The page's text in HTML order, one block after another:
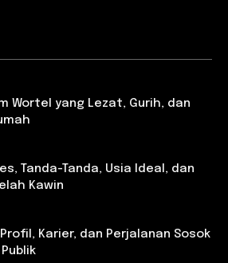
Wortel yang Lezat, Gurih, dan
Tanda-Tanda, Usia Ideal, dan
Kawin
Karier, dan Perjalanan Sosok